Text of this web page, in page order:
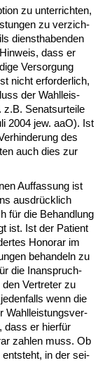
zu un­ter­rich­ten,
zu ver­zich­
dienst­ha­ben­den
dass er
Ver­sor­gung
nicht er­for­der­lich,
der Wahl­leis­
z.B. Se­nats­ur­tei­le
2004 jew. aaO). Ist
des
auch dies zur
Auf­fas­sung ist
aus­drück­lich
für die Be­hand­lung
ist. Ist der Pa­ti­ent
Ho­no­rar im
be­han­deln zu
die In­an­spruch­
Ver­tre­ter zu
wenn die
Wahl­leis­tungs­ver­
dass er hierfür
zah­len muss. Ob
ent­steht, in der sei­